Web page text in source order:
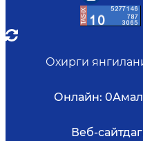
Охирги
Онлайн: 0
Веб-